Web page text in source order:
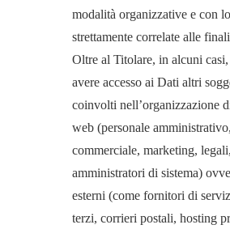
modalità organizzative e con
strettamente correlate alle
Oltre al Titolare, in alcuni
avere accesso ai Dati altri
coinvolti nell’organizzazione
web (personale amministrativo,
commerciale, marketing, legali,
amministratori di sistema)
esterni (come fornitori di
terzi, corrieri postali, hosting